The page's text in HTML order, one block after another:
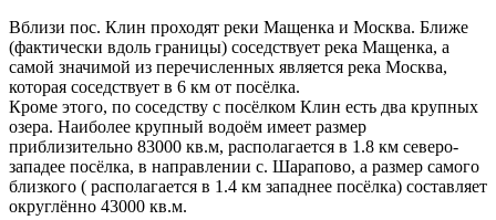
Вблизи пос. Клин проходят реки Мащенка и Москва. Ближе
(фактически вдоль границы) соседствует река Мащенка, а
cамой значимой из перечисленных является река Москва,
которая соседствует в 6 км от посёлка.
Кроме этого, по соседству с посёлком Клин есть два крупных
озера. Наиболее крупный водоём имеет размер
приблизительно 83000 кв.м, располагается в 1.8 км северо-
западее посёлка, в направлении с. Шарапово, a размер самого
близкого ( располагается в 1.4 км западнее посёлка) составляет
округлённо 43000 кв.м.